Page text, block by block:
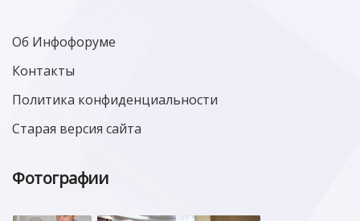
Об Инфофоруме
Контакты
Политика конфиденциальности
Старая версия сайта
Фотографии